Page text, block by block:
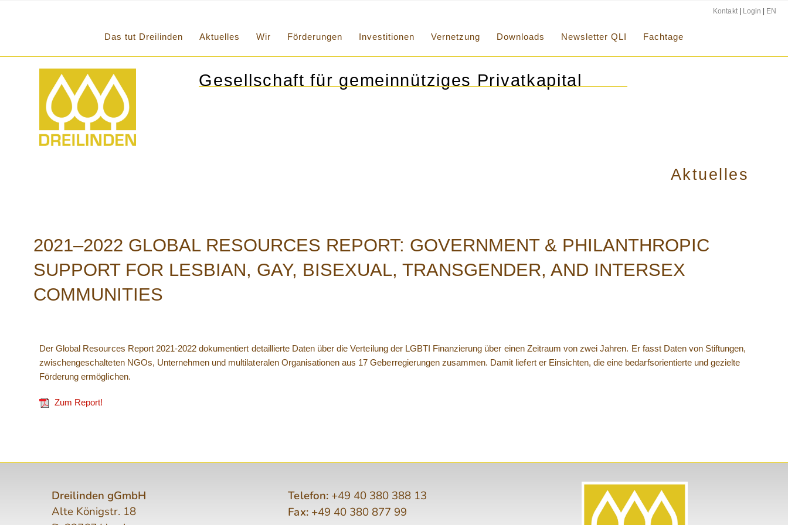
Kontakt| Login EN
Das tut Dreilinden Aktuelles Wir Förderungen Investitionen Vernetzung Downloads Newsletter QLI Fachtage
Gesellschaft für gemeinnütziges Privatkapital
Aktuelles
2021–2022 GLOBAL RESOURCES REPORT: GOVERNMENT & PHILANTHROPIC
SUPPORT FOR LESBIAN, GAY, BISEXUAL, TRANSGENDER, AND INTERSEX
COMMUNITIES
Der Global Resources Report 2021-2022 dokumentiert detaillierte Daten über die Verteilung der LGBTI Finanzierung über einen Zeitraum von zwei Jahren. Er fasst Daten von Stiftungen,
zwischengeschalteten NGOs, Unternehmen und multilateralen Organisationen aus 17 Geberregierungen zusammen. Damit liefert er Einsichten, die eine bedarfsorientierte und gezielte
Förderung ermöglichen.
Zum Report!
Dreilinden gGmbH
Alte Königstr. 18
Telefon:+49 40 380 388 13
Fax:+49 40 380 877 99